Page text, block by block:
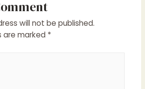
will not be published.
are marked *